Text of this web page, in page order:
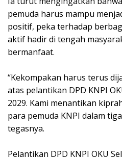
pemuda harus mampu
positif, peka terhadap
aktif hadir di tengah
bermanfaat.
“Kekompakan harus terus
atas pelantikan DPD KNPI
2029. Kami menantikan
para pemuda KNPI dalam
tegasnya.
Pelantikan DPD KNPI OKU